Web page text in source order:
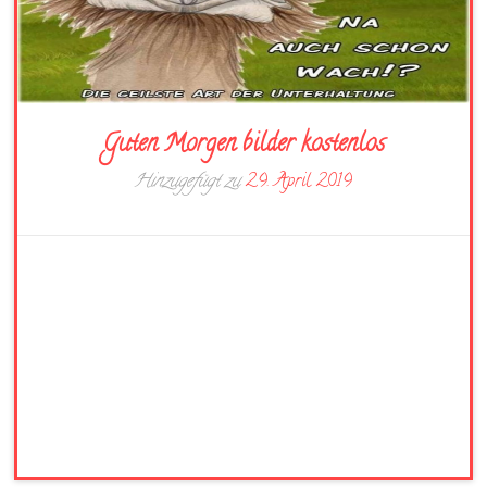
Guten Morgen bilder kostenlos
Hinzugefügt zu29. April 2019